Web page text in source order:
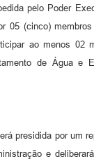
pelo Poder
05 (cinco)
ao menos 02
de Água e
presidida por um
e